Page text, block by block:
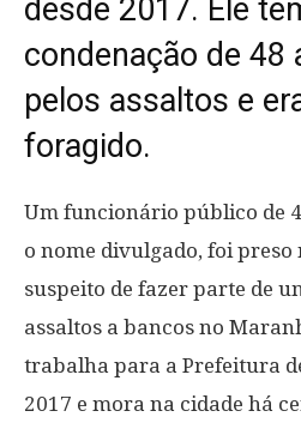
desde 2017. Ele
condenação de 48
pelos assaltos e
foragido.
Um funcionário público de
o nome divulgado, foi preso
suspeito de fazer parte de
assaltos a bancos no
trabalha para a Prefeitura
2017 e mora na cidade há